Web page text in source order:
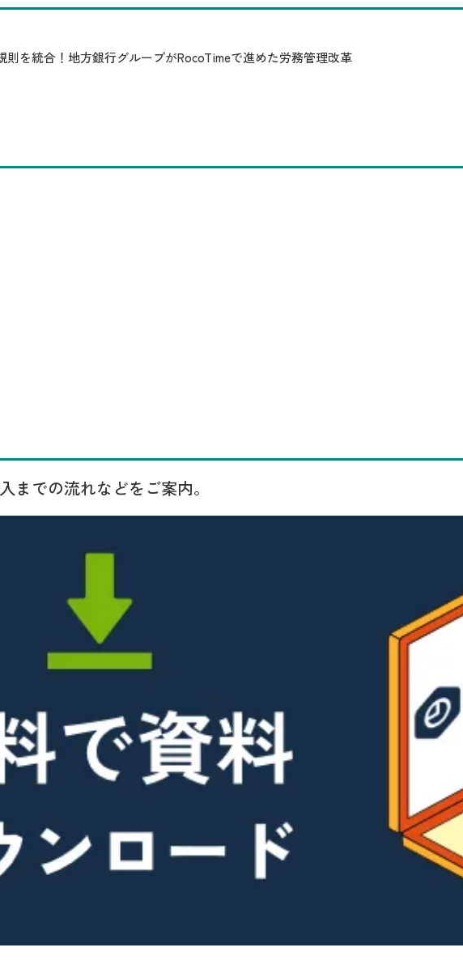
則を統合！地方銀行グループがRocoTimeで進めた労務管理改革
までの流れなどをご案内。